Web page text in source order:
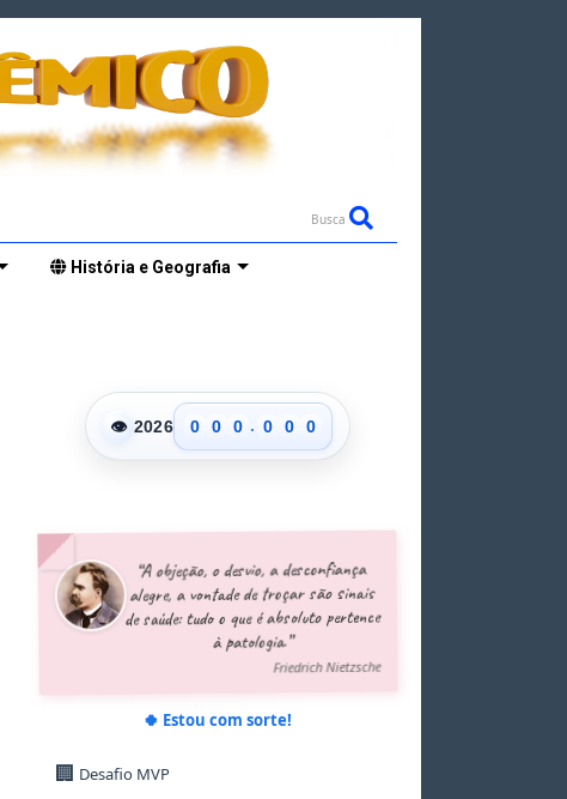
Busca
História e Geografia
👁 2026
0
1
6
7
8
0
1
6
7
8
9
0
1
6
7
8
9
. 0
1
6
7
8
9
0
1
6
7
8
9
0
1
6
7
8
“A objeção, o desvio, a desconfiança
alegre, a vontade de troçar são sinais
de saúde: tudo o que é absoluto pertence
à patologia.”
Friedrich Nietzsche
🍀 Estou com sorte!
🏢 Desafio MVP